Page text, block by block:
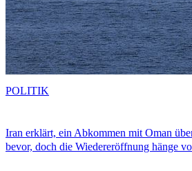
Iran erklärt, ein Abkommen mit Oman
bevor, doch die Wiedereröffnung hänge
POLITIK